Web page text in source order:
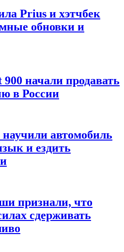
Prius и хэтчбек
обновки и
начали продавать
в России
автомобиль
и ездить
признали, что
сдерживать